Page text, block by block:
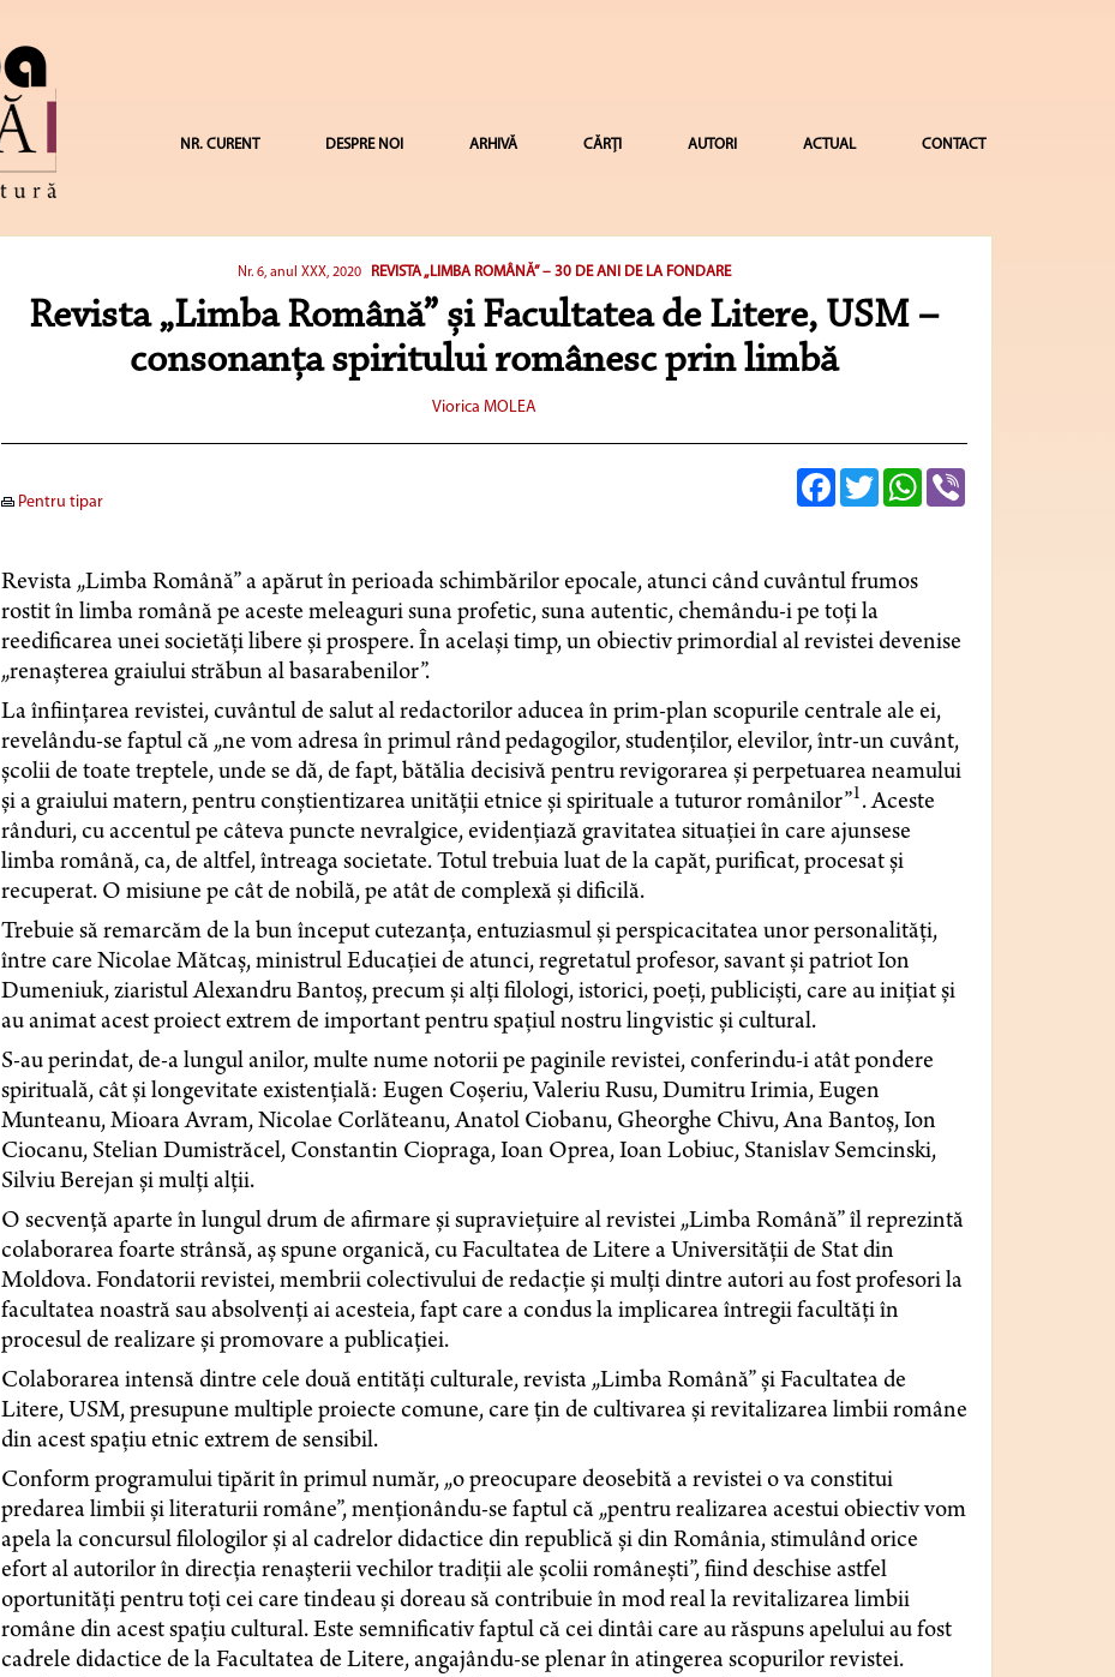
NR. CURENT DESPRE NOI ARHIVĂ CĂRȚI AUTORI ACTUAL CONTACT
Nr. 6, anul XXX, 2020 REVISTA „LIMBA ROMÂNĂ” – 30 DE ANI DE LA FONDARE
Revista „Limba Română” și Facultatea de Litere, USM –
consonanța spiritului românesc prin limbă
Viorica MOLEA
Pentru tipar
FacebookTwitterWhatsApp
Revista „Limba Română” a apărut în perioada schimbărilor epocale, atunci când cuvântul frumos
rostit în limba română pe aceste meleaguri suna profetic, suna autentic, chemându-i pe toți la
reedificarea unei societăți libere și prospere. În același timp, un obiectiv primordial al revistei devenise
„renașterea graiului străbun al basarabenilor”.
La înființarea revistei, cuvântul de salut al redactorilor aducea în prim-plan scopurile centrale ale ei,
revelându-se faptul că „ne vom adresa în primul rând pedagogilor, studenților, elevilor, într-un cuvânt,
școlii de toate treptele, unde se dă, de fapt, bătălia decisivă pentru revigorarea și perpetuarea neamului
și a graiului matern, pentru conștientizarea unității etnice și spirituale a tuturor românilor”1. Aceste
rânduri, cu accentul pe câteva puncte nevralgice, evidențiază gravitatea situației în care ajunsese
limba română, ca, de altfel, întreaga societate. Totul trebuia luat de la capăt, purificat, procesat și
recuperat. O misiune pe cât de nobilă, pe atât de complexă și dificilă.
Trebuie să remarcăm de la bun început cutezanța, entuziasmul și perspicacitatea unor personalități,
între care Nicolae Mătcaș, ministrul Educației de atunci, regretatul profesor, savant și patriot Ion
Dumeniuk, ziaristul Alexandru Bantoș, precum și alți filologi, istorici, poeți, publiciști, care au inițiat și
au animat acest proiect extrem de important pentru spațiul nostru lingvistic și cultural.
S-au perindat, de-a lungul anilor, multe nume notorii pe paginile revistei, conferindu-i atât pondere
spirituală, cât și longevitate existențială: Eugen Coșeriu, Valeriu Rusu, Dumitru Irimia, Eugen
Munteanu, Mioara Avram, Nicolae Corlăteanu, Anatol Ciobanu, Gheorghe Chivu, Ana Bantoș, Ion
Ciocanu, Stelian Dumistrăcel, Constantin Ciopraga, Ioan Oprea, Ioan Lobiuc, Stanislav Semcinski,
Silviu Berejan și mulți alții.
O secvență aparte în lungul drum de afirmare și supraviețuire al revistei „Limba Română” îl reprezintă
colaborarea foarte strânsă, aș spune organică, cu Facultatea de Litere a Universității de Stat din
Moldova. Fondatorii revistei, membrii colectivului de redacție și mulți dintre autori au fost profesori la
facultatea noastră sau absolvenți ai acesteia, fapt care a condus la implicarea întregii facultăți în
procesul de realizare și promovare a publicației.
Colaborarea intensă dintre cele două entități culturale, revista „Limba Română” și Facultatea de
Litere, USM, presupune multiple proiecte comune, care țin de cultivarea și revitalizarea limbii române
din acest spațiu etnic extrem de sensibil.
Conform programului tipărit în primul număr, „o preocupare deosebită a revistei o va constitui
predarea limbii și literaturii române”, menționându-se faptul că „pentru realizarea acestui obiectiv vom
apela la concursul filologilor și al cadrelor didactice din republică și din România, stimulând orice
efort al autorilor în direcția renașterii vechilor tradiții ale școlii românești”, fiind deschise astfel
oportunități pentru toți cei care tindeau și doreau să contribuie în mod real la revitalizarea limbii
române din acest spațiu cultural. Este semnificativ faptul că cei dintâi care au răspuns apelului au fost
cadrele didactice de la Facultatea de Litere, angajându-se plenar în atingerea scopurilor revistei.